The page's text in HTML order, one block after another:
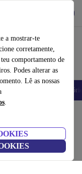
a mostrar-te
corretamente,
comportamento de
Podes alterar as
Lê as nossas
.
| 15.6"
| US